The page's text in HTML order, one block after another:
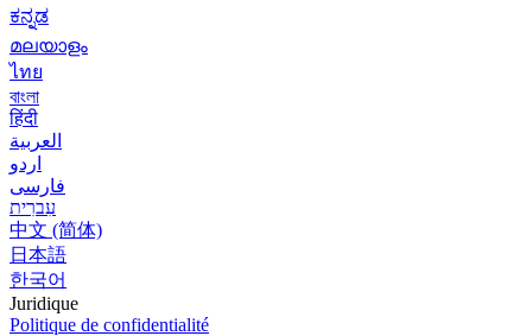
ಕನ್ನಡ
മലയാളം
ไทย
বাংলা
हिंदी
العربية
اردو
فارسی
עִברִית
中文 (简体)
日本語
한국어
Juridique
Politique de confidentialité